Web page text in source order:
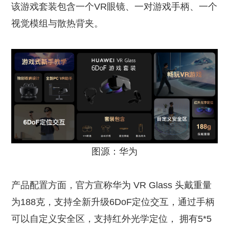
该游戏套装包含一个VR眼镜、一对游戏手柄、一个
视觉模组与散热背夹。
图源：华为
产品配置方面，官方宣称华为 VR Glass 头戴重量
为188克，支持全新升级6DoF定位交互，通过手柄
可以自定义安全区，支持红外光学定位， 拥有5*5